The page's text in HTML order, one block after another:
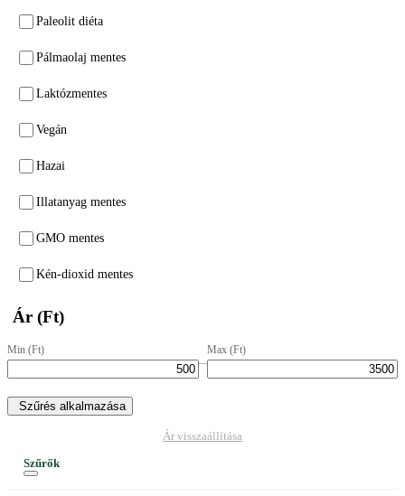
Paleolit diéta
Pálmaolaj mentes
Laktózmentes
Vegán
Hazai
Illatanyag mentes
GMO mentes
Kén-dioxid mentes
Ár (Ft)
Min (Ft)
–
Max (Ft)
Szűrés alkalmazása
Ár visszaállítása
Szűrők